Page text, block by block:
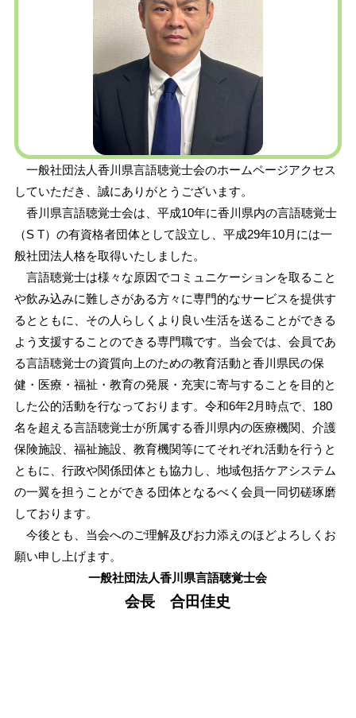
一般社団法人香川県言語聴覚士会のホームページアクセス
していただき、誠にありがとうございます。
香川県言語聴覚士会は、平成10年に香川県内の言語聴覚士
（S T）の有資格者団体として設立し、平成29年10月には一
般社団法人格を取得いたしました。
言語聴覚士は様々な原因でコミュニケーションを取ること
や飲み込みに難しさがある方々に専門的なサービスを提供す
るとともに、その人らしくより良い生活を送ることができる
よう支援することのできる専門職です。当会では、会員であ
る言語聴覚士の資質向上のための教育活動と香川県民の保
健・医療・福祉・教育の発展・充実に寄与することを目的と
した公的活動を行なっております。令和6年2月時点で、180
名を超える言語聴覚士が所属する香川県内の医療機関、介護
保険施設、福祉施設、教育機関等にてそれぞれ活動を行うと
ともに、行政や関係団体とも協力し、地域包括ケアシステム
の一翼を担うことができる団体となるべく会員一同切磋琢磨
しております。
今後とも、当会へのご理解及びお力添えのほどよろしくお
願い申し上げます。
一般社団法人香川県言語聴覚士会
会長 合田佳史